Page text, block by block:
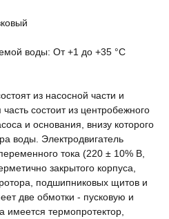
воды: От +1 до +35 °С
из насосной части и
состоит из центробежного
и основания, внизу которого
воды. Электродвигатель
тока (220 ± 10% В,
закрытого корпуса,
ротора, подшипниковых щитов и
две обмотки - пусковую и
имеется термопротектор,